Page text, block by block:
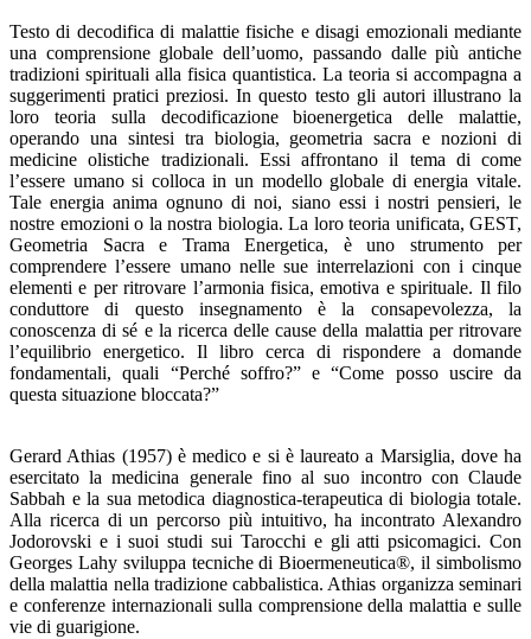
Testo di decodifica di malattie fisiche e disagi emozionali mediante
una comprensione globale dell’uomo, passando dalle più antiche
tradizioni spirituali alla fisica quantistica. La teoria si accompagna a
suggerimenti pratici preziosi. In questo testo gli autori illustrano la
loro teoria sulla decodificazione bioenergetica delle malattie,
operando una sintesi tra biologia, geometria sacra e nozioni di
medicine olistiche tradizionali. Essi affrontano il tema di come
l’essere umano si colloca in un modello globale di energia vitale.
Tale energia anima ognuno di noi, siano essi i nostri pensieri, le
nostre emozioni o la nostra biologia. La loro teoria unificata, GEST,
Geometria Sacra e Trama Energetica, è uno strumento per
comprendere l’essere umano nelle sue interrelazioni con i cinque
elementi e per ritrovare l’armonia fisica, emotiva e spirituale. Il filo
conduttore di questo insegnamento è la consapevolezza, la
conoscenza di sé e la ricerca delle cause della malattia per ritrovare
l’equilibrio energetico. Il libro cerca di rispondere a domande
fondamentali, quali “Perché soffro?” e “Come posso uscire da
questa situazione bloccata?”
Gerard Athias (1957) è medico e si è laureato a Marsiglia, dove ha
esercitato la medicina generale fino al suo incontro con Claude
Sabbah e la sua metodica diagnostica-terapeutica di biologia totale.
Alla ricerca di un percorso più intuitivo, ha incontrato Alexandro
Jodorovski e i suoi studi sui Tarocchi e gli atti psicomagici. Con
Georges Lahy sviluppa tecniche di Bioermeneutica®, il simbolismo
della malattia nella tradizione cabbalistica. Athias organizza seminari
e conferenze internazionali sulla comprensione della malattia e sulle
vie di guarigione.